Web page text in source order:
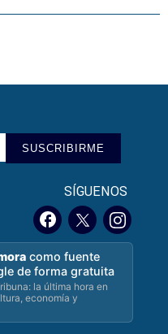
SUSCRIBIRME
SÍGUENOS
como fuente
de forma gratuita
la última hora en
economía y